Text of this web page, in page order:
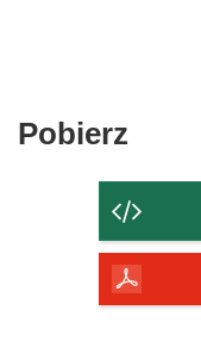
Pobierz
strony